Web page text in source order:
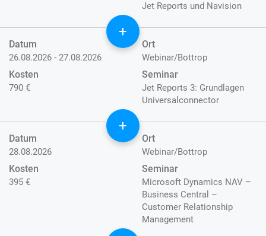
Jet Reports und Navision
+
Datum
26.08.2026 - 27.08.2026
Ort
Webinar/Bottrop
Kosten
790 €
Seminar
Jet Reports 3: Grundlagen
Universalconnector
+
Datum
28.08.2026
Ort
Webinar/Bottrop
Kosten
395 €
Seminar
Microsoft Dynamics NAV –
Business Central –
Customer Relationship
Management